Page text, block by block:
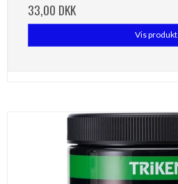
33,00 DKK
Vis produkt